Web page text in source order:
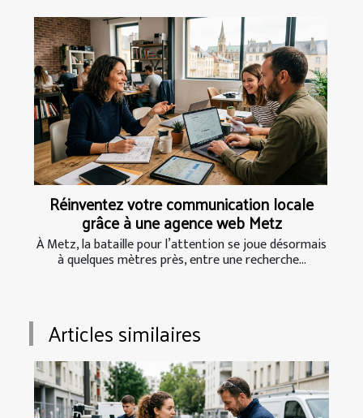
Réinventez votre communication locale
grâce à une agence web Metz
À Metz, la bataille pour l’attention se joue désormais
à quelques mètres près, entre une recherche...
Articles similaires